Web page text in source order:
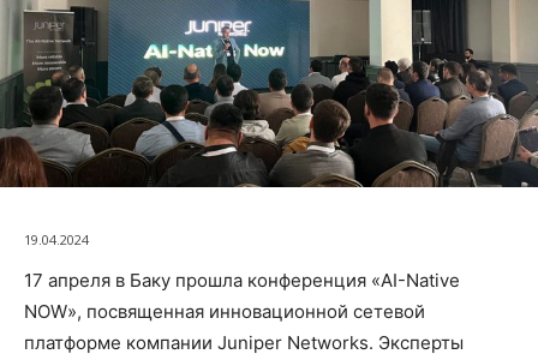
19.04.2024
17 апреля в Баку прошла конференция «AI-Native
NOW», посвященная инновационной сетевой
платформе компании Juniper Networks. Эксперты